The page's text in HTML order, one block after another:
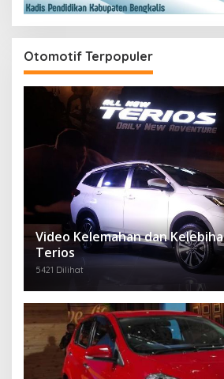
Otomotif Terpopuler
Video Kelemahan dan
Terios
5421 Dilihat